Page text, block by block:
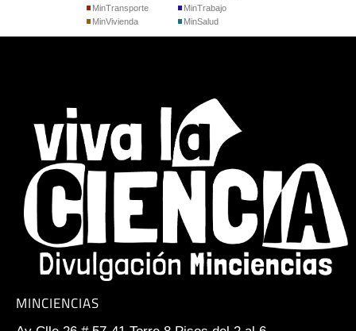
MinTransporte
MinVivienda
MinTrabajo
MinSalud
MINCIENCIAS